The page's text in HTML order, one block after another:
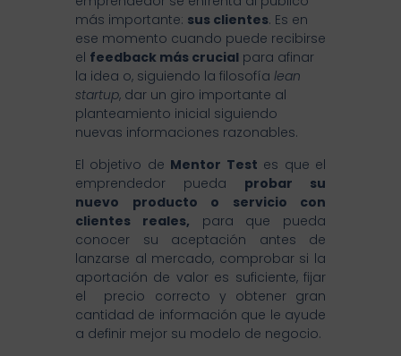
más importante: sus clientes. Es en
ese momento cuando puede recibirse
el feedback más crucial para afinar
la idea o, siguiendo la filosofía lean
startup, dar un giro importante al
planteamiento inicial siguiendo
nuevas informaciones razonables.
El objetivo de Mentor Test es que el
emprendedor pueda probar su
nuevo producto o servicio con
clientes reales, para que pueda
conocer su aceptación antes de
lanzarse al mercado, comprobar si la
aportación de valor es suficiente, fijar
el precio correcto y obtener gran
cantidad de información que le ayude
a definir mejor su modelo de negocio.